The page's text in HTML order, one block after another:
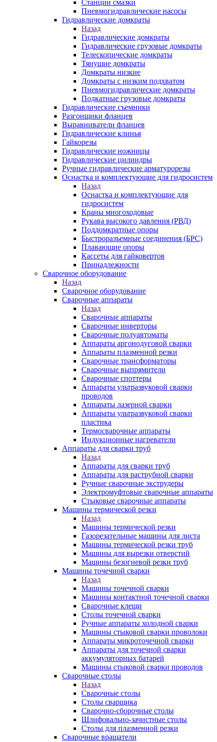
Станции смазки
Пневмогидравлические насосы
Гидравлические домкраты
Назад
Гидравлические домкраты
Гидравлические грузовые домкраты
Телескопические домкраты
Тянущие домкраты
Домкраты низкие
Домкраты с низким подхватом
Пневмогидравлические домкраты
Подкатные грузовые домкраты
Гидравлические съемники
Разгонщики фланцев
Выравниватели фланцев
Гидравлические клинья
Гайкорезы
Гидравлические ножницы
Гидравлические цилиндры
Ручные гидравлические арматурорезы
Оснастка и комплектующие для гидросистем
Назад
Оснастка и комплектующие для
гидросистем
Краны многоходовые
Рукава высокого давления (РВД)
Поддомкратные опоры
Быстроразъемные соединения (БРС)
Плавающие опоры
Кассеты для гайковертов
Принадлежности
Сварочное оборудование
Назад
Сварочное оборудование
Сварочные аппараты
Назад
Сварочные аппараты
Сварочные инверторы
Сварочные полуавтоматы
Аппараты аргонодуговой сварки
Аппараты плазменной резки
Сварочные трансформаторы
Сварочные выпрямители
Сварочные споттеры
Аппараты ультразвуковой сварки
проводов
Аппараты лазерной сварки
Аппараты ультразвуковой сварки
пластика
Термосварочные аппараты
Индукционные нагреватели
Аппараты для сварки труб
Назад
Аппараты для сварки труб
Аппараты для раструбной сварки
Ручные сварочные экструдеры
Электромуфтовые сварочные аппараты
Стыковые сварочные аппараты
Машины термической резки
Назад
Машины термической резки
Газорезательные машины для листа
Машины термической резки труб
Машины для вырезки отверстий
Машины безогневой резки труб
Машины точечной сварки
Назад
Машины точечной сварки
Машины контактной точечной сварки
Сварочные клещи
Столы точечной сварки
Ручные аппараты холодной сварки
Машины стыковой сварки проволоки
Аппараты микроточечной сварки
Аппараты для точечной сварки
аккумуляторных батарей
Машины стыковой сварки проводов
Сварочные столы
Назад
Сварочные столы
Столы сварщика
Сварочно-сборочные столы
Шлифовально-зачистные столы
Столы для плазменной резки
Сварочные вращатели